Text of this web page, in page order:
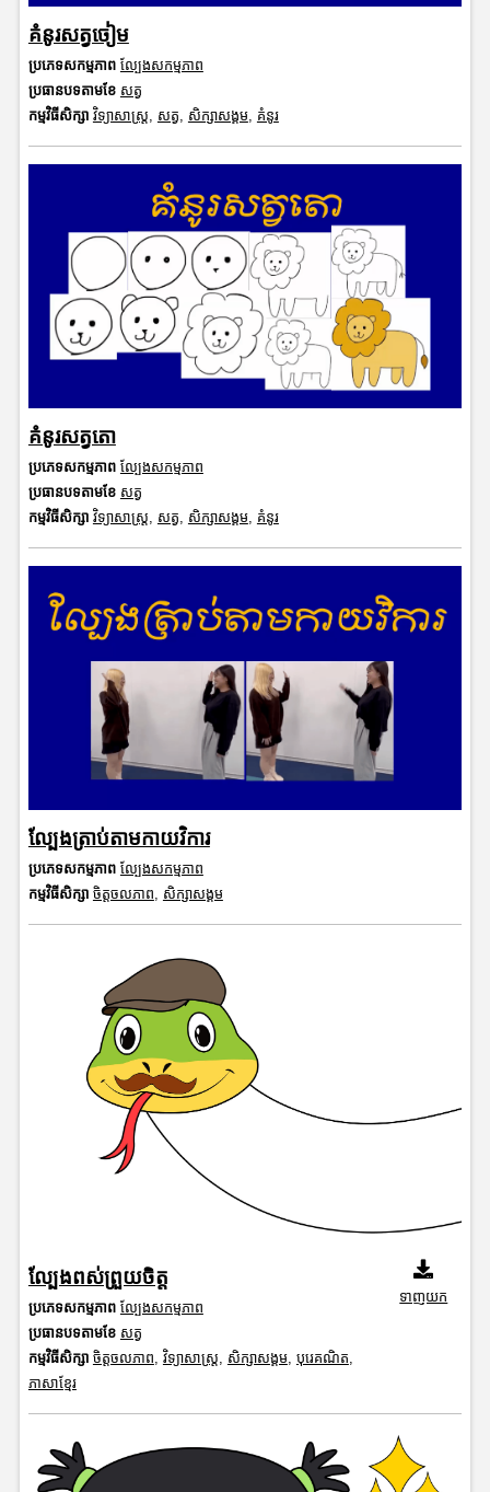
គំនូរសត្វចៀម
ប្រភេទសកម្មភាព ល្បែងសកម្មភាព
ប្រធានបទតាមខែ សត្វ
កម្មវិធីសិក្សា វិទ្យាសាស្រ្ត, សត្វ, សិក្សាសង្គម, គំនូរ
គំនូរសត្វតោ
ប្រភេទសកម្មភាព ល្បែងសកម្មភាព
ប្រធានបទតាមខែ សត្វ
កម្មវិធីសិក្សា វិទ្យាសាស្រ្ត, សត្វ, សិក្សាសង្គម, គំនូរ
ល្បែងត្រាប់តាមកាយវិការ
ប្រភេទសកម្មភាព ល្បែងសកម្មភាព
កម្មវិធីសិក្សា ចិត្តចលភាព សិក្សាសង្គម
ល្បែងពស់ព្រួយចិត្ត
ប្រភេទសកម្មភាព ល្បែងសកម្មភាព
ប្រធានបទតាមខែ សត្វ
កម្មវិធីសិក្សា ចិត្តចលភាព វិទ្យាសាស្រ្ត សិក្សាសង្គម, បុរេគណិត
ភាសាខ្មែរ
ទាញយក